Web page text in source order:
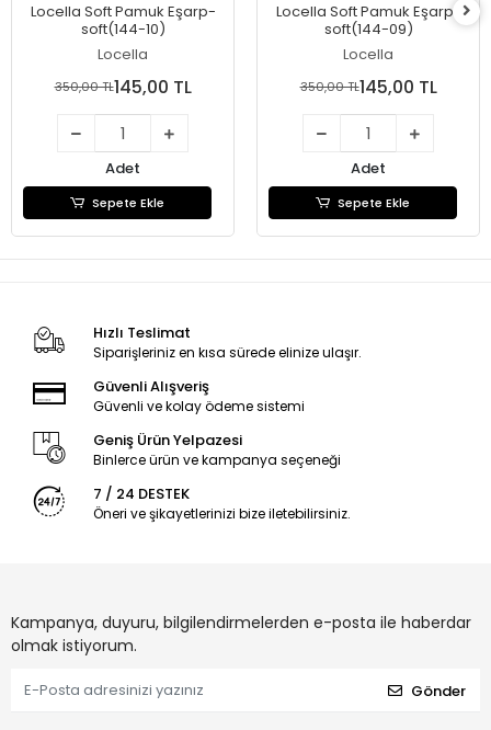
Locella Soft Pamuk Eşarp-
soft(144-10)
Locella
350,00 TL145,00 TL
Adet
Sepete Ekle
Locella Soft Pamuk Eşarp-
soft(144-09)
Locella
350,00 TL145,00 TL
Adet
Sepete Ekle
Hızlı Teslimat
Siparişleriniz en kısa sürede elinize ulaşır.
Güvenli Alışveriş
Güvenli ve kolay ödeme sistemi
Geniş Ürün Yelpazesi
Binlerce ürün ve kampanya seçeneği
7 / 24 DESTEK
Öneri ve şikayetlerinizi bize iletebilirsiniz.
Kampanya, duyuru, bilgilendirmelerden e-posta ile haberdar
olmak istiyorum.
Gönder